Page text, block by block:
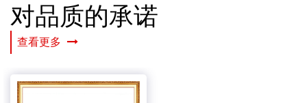
对品质的承诺
查看更多